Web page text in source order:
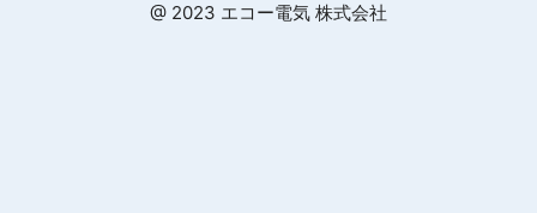
@ 2023 エコー電気 株式会社